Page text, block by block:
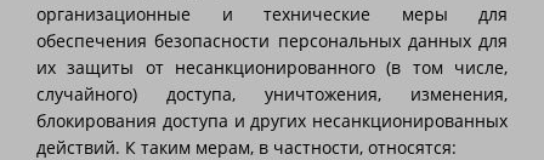
организационные и технические меры для
обеспечения безопасности персональных данных для
их защиты от несанкционированного (в том числе,
случайного) доступа, уничтожения, изменения,
блокирования доступа и других несанкционированных
действий. К таким мерам, в частности, относятся: